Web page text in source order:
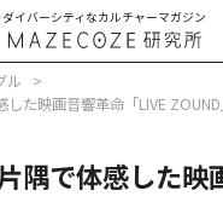
ダイバーシティなカルチャーマガジン
ル
隅で体感した映